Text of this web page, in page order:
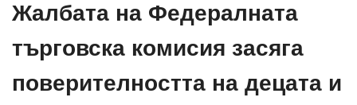
Жалбата на Федералната
търговска комисия засяга
поверителността на децата и